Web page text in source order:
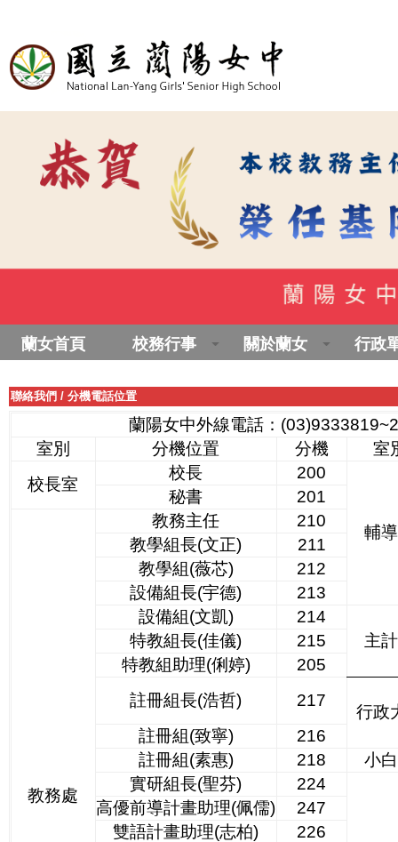
蘭女首頁 校務行事 關於蘭女 行政
聯絡我們 / 分機電話位置
蘭陽女中外線電話：
室別
分機位置 分機
室
校長室
校長 200
輔
秘書 201
教務處
教務主任
210
教學組長(文正)
211
教學組(薇芯)
212
設備組長(宇德)
213
設備組(文凱)
214
主
特教組長(佳儀)
215
特教組助理(俐婷)
205
註冊組長(浩哲)
217
行政
註冊組(致寧)
216
註冊組(素惠)
218
小
實研組長(聖芬)
224
高優前導計畫助理(佩儒)
247
雙語計畫助理(志柏)
226